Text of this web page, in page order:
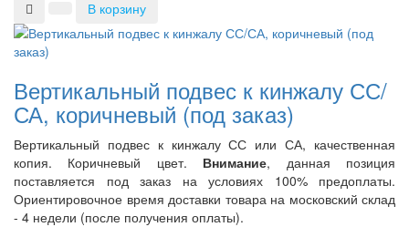
В корзину
Вертикальный подвес к кинжалу СС/
СА, коричневый (под заказ)
Вертикальный подвес к кинжалу СС или СА, качественная
копия. Коричневый цвет. Внимание, данная позиция
поставляется под заказ на условиях 100% предоплаты.
Ориентировочное время доставки товара на московский склад
- 4 недели (после получения оплаты).